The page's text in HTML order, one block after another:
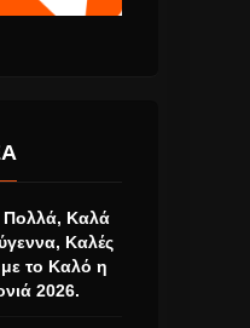
Πολλά, Καλά
Καλές
με το Καλό η
2026.